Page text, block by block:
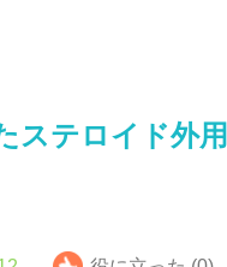
ステロイド外